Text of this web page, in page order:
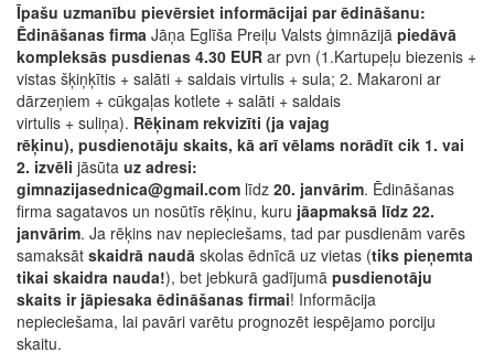
Īpašu uzmanību pievērsiet informācijai par ēdināšanu:
Ēdināšanas firma Jāņa Eglīša Preiļu Valsts ģimnāzijā piedāvā
kompleksās pusdienas 4.30 EUR ar pvn (1.Kartupeļu biezenis +
vistas šķiņķītis + salāti + saldais virtulis + sula; 2. Makaroni ar
dārzeņiem + cūkgaļas kotlete + salāti + saldais
virtulis + suliņa). Rēķinam rekvizīti (ja vajag
rēķinu), pusdienotāju skaits, kā arī vēlams norādīt cik 1. vai
2. izvēli jāsūta uz adresi:
gimnazijasednica@gmail.com līdz 20. janvārim. Ēdināšanas
firma sagatavos un nosūtīs rēķinu, kuru jāapmaksā līdz 22.
janvārim. Ja rēķins nav nepieciešams, tad par pusdienām varēs
samaksāt skaidrā naudā skolas ēdnīcā uz vietas (tiks pieņemta
tikai skaidra nauda!), bet jebkurā gadījumā pusdienotāju
skaits ir jāpiesaka ēdināšanas firmai! Informācija
nepieciešama, lai pavāri varētu prognozēt iespējamo porciju
skaitu.